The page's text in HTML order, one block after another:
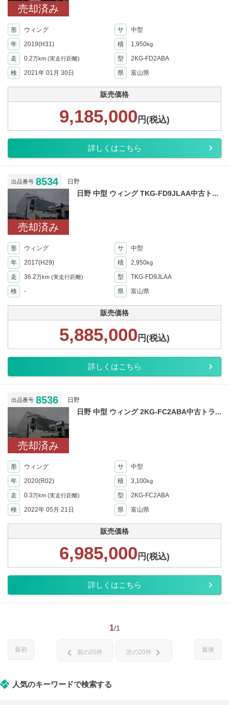
売却済み
形 ウィング サ
中型
年
2019(H31) 積 1,950kg
走 0.2万km (実走行距離) 型
2KG-FD2ABA
検
2021年 01月 30日 県 富山県
販売価格
9,185,000 円(税込)
詳しくはこちら
出品番号 8534 日野
売却済み
日野 中型 ウィング TKG-FD9JLAA中古ト...
形 ウィング サ
中型
年
2017(H29) 積 2,950kg
走 36.2万km (実走行距離) 型
TKG-FD9JLAA
検
- 県 富山県
販売価格
5,885,000 円(税込)
詳しくはこちら
出品番号 8536 日野
売却済み
日野 中型 ウィング 2KG-FC2ABA中古トラ...
形 ウィング サ
中型
年
2020(R02) 積 3,100kg
走 0.3万km (実走行距離) 型
2KG-FC2ABA
検
2022年 05月 21日 県 富山県
販売価格
6,985,000 円(税込)
詳しくはこちら
1/1
最初 最後
chevron_left 前の20件 次の20件 chevron_right
人気のキーワードで検索する